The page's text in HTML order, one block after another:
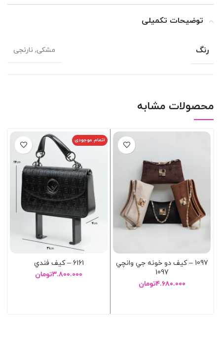
توضیحات تکمیلی
رنگ مشکی, نارنجی
محصولات مشابه
1097 – کيف دو خونه جي وانچي
1097
۴.۶۸۰.۰۰۰تومان
اتمام موجودی
6161 – کيف فندي
۳.۸۰۰.۰۰۰تومان